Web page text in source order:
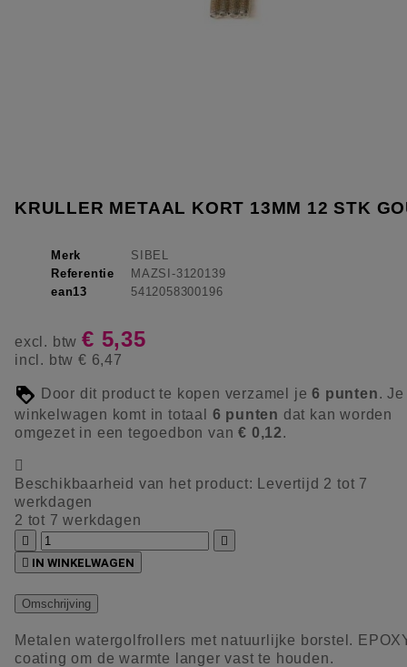
KRULLER METAAL KORT 13MM 12 STK
Merk
SIBEL
Referentie
MAZSI-3120139
ean13
5412058300196
excl. btw € 5,35
incl. btw € 6,47
Door dit product te kopen verzamel je6 punten. Je
winkelwagen komt in totaal 6 punten dat kan worden
omgezet in een tegoedbon van€ 0,12.

Beschikbaarheid van het product:
Levertijd 2 tot 7
werkdagen
2 tot 7 werkdagen


 IN WINKELWAGEN
Omschrijving
Metalen watergolfrollers met natuurlijke borstel.
coating om de warmte langer vast te houden.